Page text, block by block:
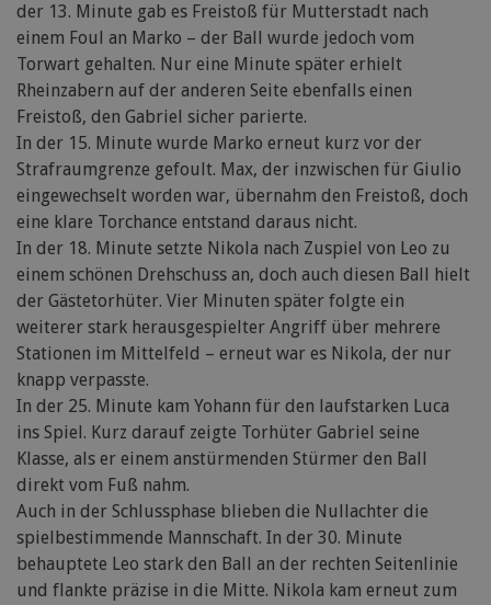
der 13. Minute gab es Freistoß für Mutterstadt nach
einem Foul an Marko – der Ball wurde jedoch vom
Torwart gehalten. Nur eine Minute später erhielt
Rheinzabern auf der anderen Seite ebenfalls einen
Freistoß, den Gabriel sicher parierte.
In der 15. Minute wurde Marko erneut kurz vor der
Strafraumgrenze gefoult. Max, der inzwischen für Giulio
eingewechselt worden war, übernahm den Freistoß, doch
eine klare Torchance entstand daraus nicht.
In der 18. Minute setzte Nikola nach Zuspiel von Leo zu
einem schönen Drehschuss an, doch auch diesen Ball hielt
der Gästetorhüter. Vier Minuten später folgte ein
weiterer stark herausgespielter Angriff über mehrere
Stationen im Mittelfeld – erneut war es Nikola, der nur
knapp verpasste.
In der 25. Minute kam Yohann für den laufstarken Luca
ins Spiel. Kurz darauf zeigte Torhüter Gabriel seine
Klasse, als er einem anstürmenden Stürmer den Ball
direkt vom Fuß nahm.
Auch in der Schlussphase blieben die Nullachter die
spielbestimmende Mannschaft. In der 30. Minute
behauptete Leo stark den Ball an der rechten Seitenlinie
und flankte präzise in die Mitte. Nikola kam erneut zum